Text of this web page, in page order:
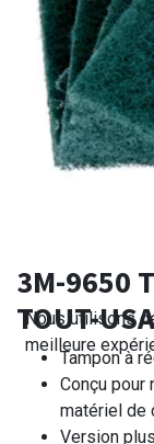
3M-9650
TOUT-
Tampon à
Conçu
matériel de
Version
Nous utilisons
meilleure